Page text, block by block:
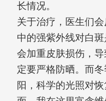
长情况。
关于治疗，医生们
中的强紫外线对白斑
会加重皮肤损伤，
定要严格防晒。而
阳，科学的光照对